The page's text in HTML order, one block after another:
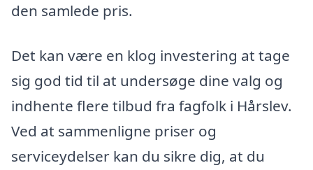
den samlede pris.
Det kan være en klog investering at tage
sig god tid til at undersøge dine valg og
indhente flere tilbud fra fagfolk i Hårslev.
Ved at sammenligne priser og
serviceydelser kan du sikre dig, at du